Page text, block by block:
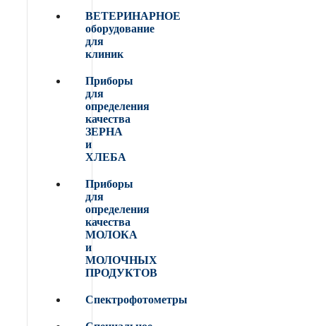
ВЕТЕРИНАРНОЕ
оборудование
для
клиник
Приборы
для
определения
качества
ЗЕРНА
и
ХЛЕБА
Приборы
для
определения
качества
МОЛОКА
и
МОЛОЧНЫХ
ПРОДУКТОВ
Спектрофотометры